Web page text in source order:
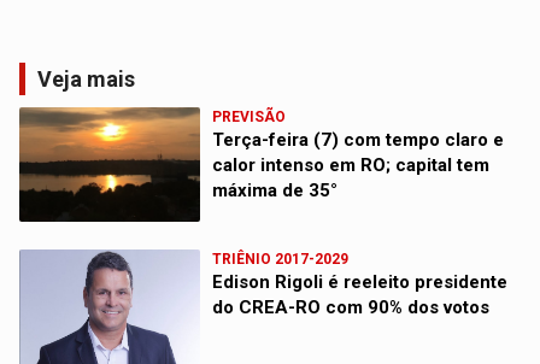
Veja mais
PREVISÃO
Terça-feira (7) com tempo claro e
calor intenso em RO; capital tem
máxima de 35°
TRIÊNIO 2017-2029
Edison Rigoli é reeleito presidente
do CREA-RO com 90% dos votos